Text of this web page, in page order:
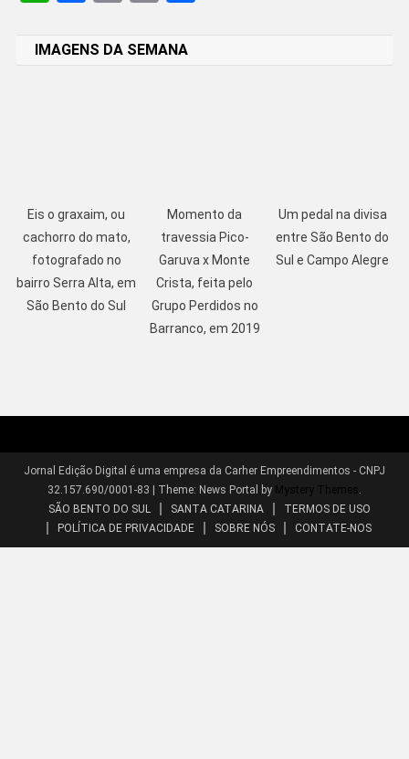
IMAGENS DA SEMANA
Eis o graxaim, ou
cachorro do mato,
fotografado no
bairro Serra Alta, em
São Bento do Sul
Momento da
travessia Pico-
Garuva x Monte
Crista, feita pelo
Grupo Perdidos no
Barranco, em 2019
Um pedal na divisa
entre São Bento do
Sul e Campo Alegre
Jornal Edição Digital é uma empresa da Carher Empreendimentos - CNPJ
32.157.690/0001-83 | Theme: News Portal by Mystery Themes .
SÃO BENTO DO SUL
SANTA CATARINA
TERMOS DE USO
POLÍTICA DE PRIVACIDADE
SOBRE NÓS CONTATE-NOS